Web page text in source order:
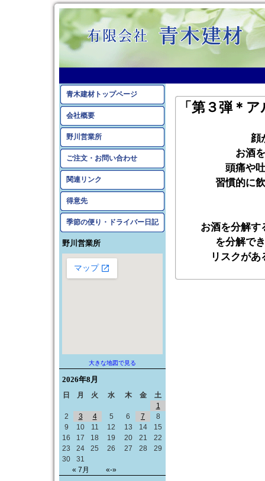
青木建材トップページ
会社概要
野川営業所
ご注文・お問い合わせ
関連リンク
得意先
季節の便り・ドライバー日記
野川営業所
大きな地図で見る
2026年8月
日 月 火 水 木 金 土
« 7月 «-»
1
2
3 4 5 6 7
8
9
10 11 12 13 14
15
16
17 18 19 20 21
22
23
24 25 26 27 28
29
30
31
「第３弾＊
顔
お酒
頭痛や
習慣的に
お酒を分解す
を分解で
リスクが